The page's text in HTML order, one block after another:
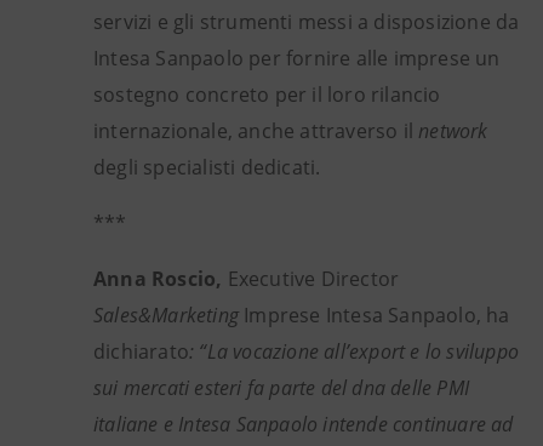
servizi e gli strumenti messi a disposizione da
Intesa Sanpaolo per fornire alle imprese un
sostegno concreto per il loro rilancio
internazionale, anche attraverso il network
degli specialisti dedicati.
***
Anna Roscio, Executive Director
Sales&Marketing Imprese Intesa Sanpaolo, ha
dichiarato: “La vocazione all’export e lo sviluppo
sui mercati esteri fa parte del dna delle PMI
italiane e Intesa Sanpaolo intende continuare ad